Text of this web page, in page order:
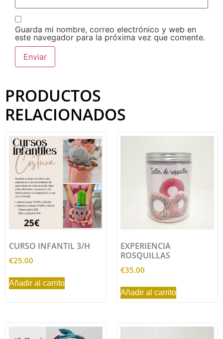
Guarda mi nombre, correo electrónico y web en
este navegador para la próxima vez que comente.
PRODUCTOS
RELACIONADOS
CURSO INFANTIL 3/H
€25.00
Añadir al carrito
EXPERIENCIA
ROSQUILLAS
€35.00
Añadir al carrito